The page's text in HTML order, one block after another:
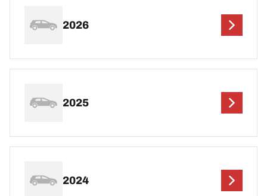
2026
2025
2024